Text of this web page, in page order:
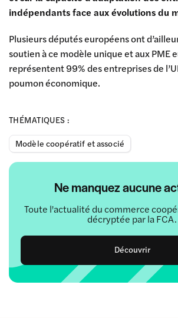
THÉMATIQUES :
Modèle coopératif et associé
Ne manquez aucune
Toute l'actualité du commerce
décryptée par la FCA.
Découvrir
indépendants face aux évolutions du
Plusieurs députés européens ont
soutien à ce modèle unique et aux PME
représentent 99% des entreprises de
poumon économique.